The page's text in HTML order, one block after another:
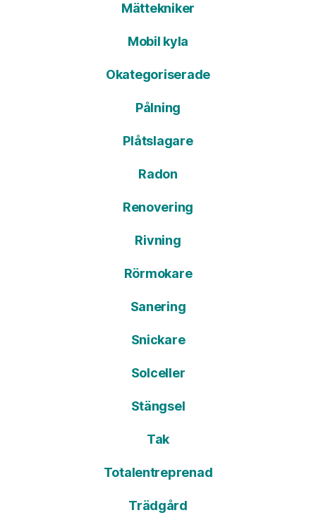
Mättekniker
Mobil kyla
Okategoriserade
Pålning
Plåtslagare
Radon
Renovering
Rivning
Rörmokare
Sanering
Snickare
Solceller
Stängsel
Tak
Totalentreprenad
Trädgård